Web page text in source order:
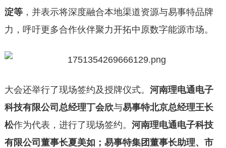
淀等，并表示将深度融合本地渠道资源与易事特品牌
力，呼吁更多合作伙伴聚力开拓中原数字能源市场。
大会还举行了现场签约及授牌仪式。 河南理电通电子
科技有限公司总经理丁会欣与易事特北京总经理王长
松作为代表，进行了现场签约。 河南理电通电子科技
有限公司董事长夏美如；易事特集团董事长助理、市